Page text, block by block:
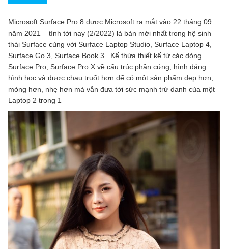
Microsoft Surface Pro 8 được Microsoft ra mắt vào 22 tháng 09
năm 2021 – tính tới nay (2/2022) là bản mới nhất trong hệ sinh
thái Surface cùng với Surface Laptop Studio, Surface Laptop 4,
Surface Go 3, Surface Book 3. Kế thừa thiết kế từ các dòng
Surface Pro, Surface Pro X về cấu trúc phần cứng, hình dáng
hình học và được chau truốt hơn để có một sản phẩm đẹp hơn,
mỏng hơn, nhẹ hơn mà vẫn đưa tới sức mạnh trứ danh của một
Laptop 2 trong 1